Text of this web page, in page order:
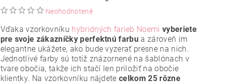
Neohodnotené
Vďaka vzorkovníku hybridných farieb Noemi vyberiete
pre svoje zákazníčky perfektnú farbu a zároveň im
elegantne ukážete, ako bude vyzerať presne na nich.
Jednotlivé farby sú totiž znázornené na šablónach v
tvare obočia, takže ich stačí len priložiť na obočie
klientky. Na vzorkovníku nájdetecelkom 25 rôzne